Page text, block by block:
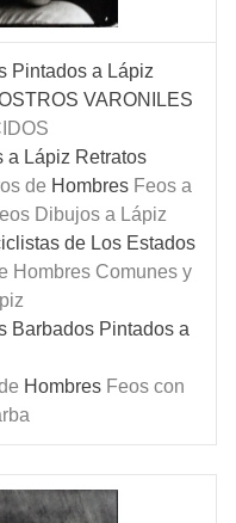
Pintados a Lápiz
VARONILES
a Lápiz Retratos
de Hombres Feos a
Dibujos a Lápiz
de Los Estados
Hombres Comunes y
Barbados Pintados a
Hombres Feos con